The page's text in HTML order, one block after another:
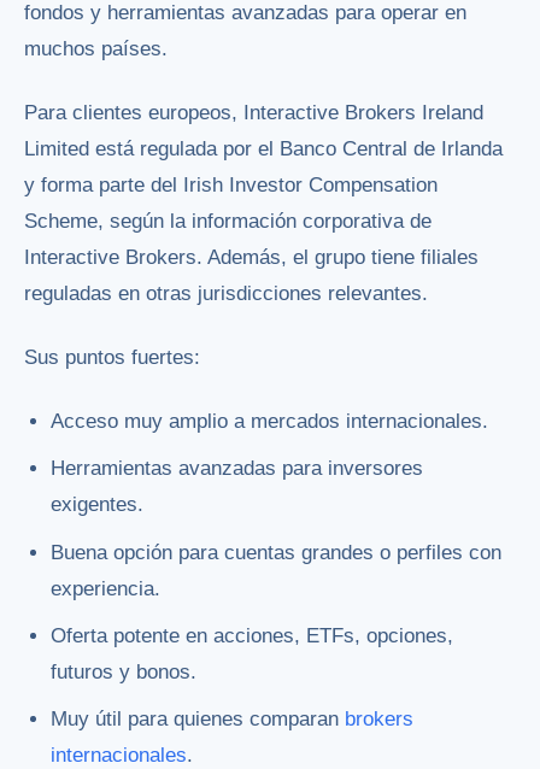
fondos y herramientas avanzadas para operar en
muchos países.
Para clientes europeos, Interactive Brokers Ireland
Limited está regulada por el Banco Central de Irlanda
y forma parte del Irish Investor Compensation
Scheme, según la información corporativa de
Interactive Brokers. Además, el grupo tiene filiales
reguladas en otras jurisdicciones relevantes.
Sus puntos fuertes:
Acceso muy amplio a mercados internacionales.
Herramientas avanzadas para inversores
exigentes.
Buena opción para cuentas grandes o perfiles con
experiencia.
Oferta potente en acciones, ETFs, opciones,
futuros y bonos.
Muy útil para quienes comparan brokers
internacionales.